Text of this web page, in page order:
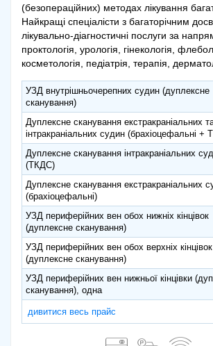
(безопераційних) методах лікування
Найкращі спеціалісти з багаторічним
лікувально-діагностичні послуги за
проктологія, урологія, гінекологія,
косметологія, педіатрія, терапія,
УЗД внутрішньочерепних судин (дуплексне
сканування)
Дуплексне сканування екстракраніальних
інтракраніальних судин (брахіоцефальні +
Дуплексне сканування інтракраніальних
(ТКДС)
Дуплексне сканування екстракраніальних
(брахіоцефальні)
УЗД периферійних вен обох нижніх кінцівок
(дуплексне сканування)
УЗД периферійних вен обох верхніх кінцівок
(дуплексне сканування)
УЗД периферійних вен нижньої кінцівки
сканування), одна
дивитися весь прайс